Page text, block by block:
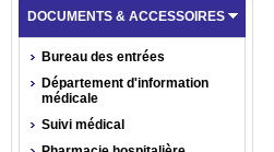
DOCUMENTS & ACCESSOIRES
Bureau des entrées
Département d'information
médicale
Suivi médical